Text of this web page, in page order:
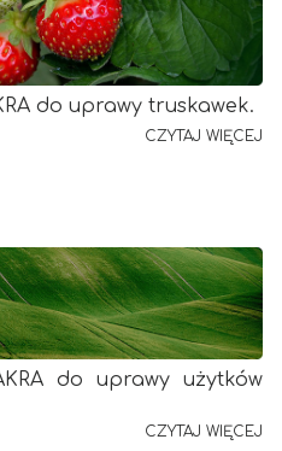
do uprawy truskawek.
CZYTAJ WIĘCEJ
do uprawy użytków
CZYTAJ WIĘCEJ